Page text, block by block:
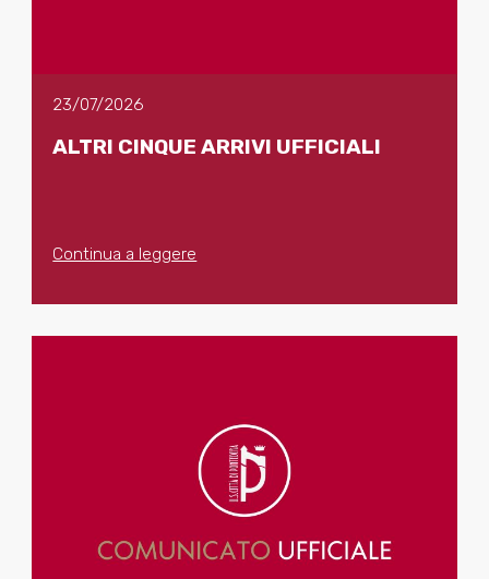
23/07/2026
ALTRI CINQUE ARRIVI UFFICIALI
Continua a leggere